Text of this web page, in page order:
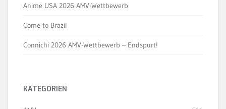
Anime USA 2026 AMV-Wettbewerb
Come to Brazil
Connichi 2026 AMV-Wettbewerb – Endspurt!
KATEGORIEN